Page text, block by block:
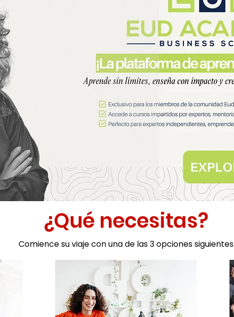
¿Qué necesitas?
Comience su viaje con una de las 3 opciones siguientes